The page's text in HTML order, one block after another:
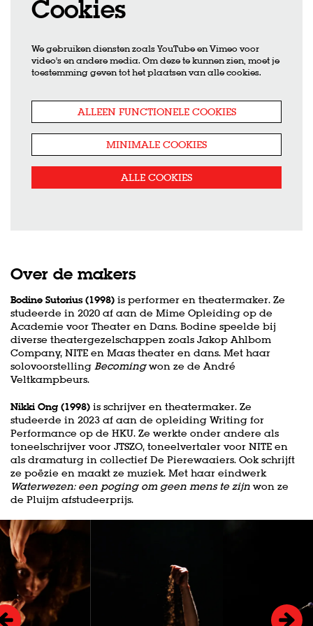
Cookies
We gebruiken diensten zoals YouTube en Vimeo voor
video's en andere media. Om deze te kunnen zien, moet je
toestemming geven tot het plaatsen van alle cookies.
ALLEEN FUNCTIONELE COOKIES
MINIMALE COOKIES
ALLE COOKIES
Over de makers
Bodine Sutorius (1998) is performer en theatermaker. Ze
studeerde in 2020 af aan de Mime Opleiding op de
Academie voor Theater en Dans. Bodine speelde bij
diverse theatergezelschappen zoals Jakop Ahlbom
Company, NITE en Maas theater en dans. Met haar
solovoorstelling Becomingwon ze de André
Veltkampbeurs.
Nikki Ong (1998) is schrijver en theatermaker. Ze
studeerde in 2023 af aan de opleiding Writing for
Performance op de HKU. Ze werkte onder andere als
toneelschrijver voor JTSZO, toneelvertaler voor NITE en
als dramaturg in collectief De Pierewaaiers. Ook schrijft
ze poëzie en maakt ze muziek. Met haar eindwerk
Waterwezen: een poging om geen mens te zijnwon ze
de Pluijm afstudeerprijs.
Overslaan
Inzoomen